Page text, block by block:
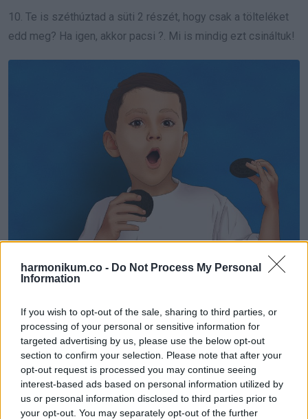
harmonikum.co - Do Not Process My Personal
Information
If you wish to opt-out of the sale, sharing to third parties, or
processing of your personal or sensitive information for
targeted advertising by us, please use the below opt-out
section to confirm your selection. Please note that after your
opt-out request is processed you may continue seeing
interest-based ads based on personal information utilized by
us or personal information disclosed to third parties prior to
your opt-out. You may separately opt-out of the further
10. Te is széthúztad a süti 2 részét, hogy csak a tölteléket
edd meg? Ha igen, akkor pacsi ?. Mi is mindig ezt csináltuk!
11. Amikor meglátunk egy mérleget, azonnal megpróbáljuk
megmérni a kezünket, karunkat stb.